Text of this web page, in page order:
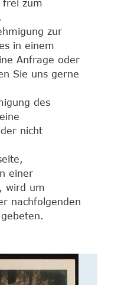
frei zum
zur
in einem
Anfrage oder
Sie uns gerne
des
nicht
einer
wird um
nachfolgenden